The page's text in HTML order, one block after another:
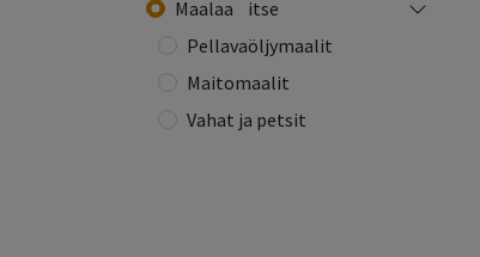
Maalaa⠀itse
Pellavaöljymaalit
Maitomaalit
Vahat ja petsit